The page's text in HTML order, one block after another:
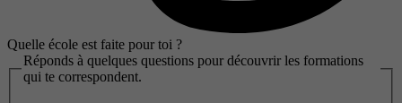
Quelle école est faite pour toi ?
Réponds à quelques questions pour découvrir les formations
qui te correspondent.